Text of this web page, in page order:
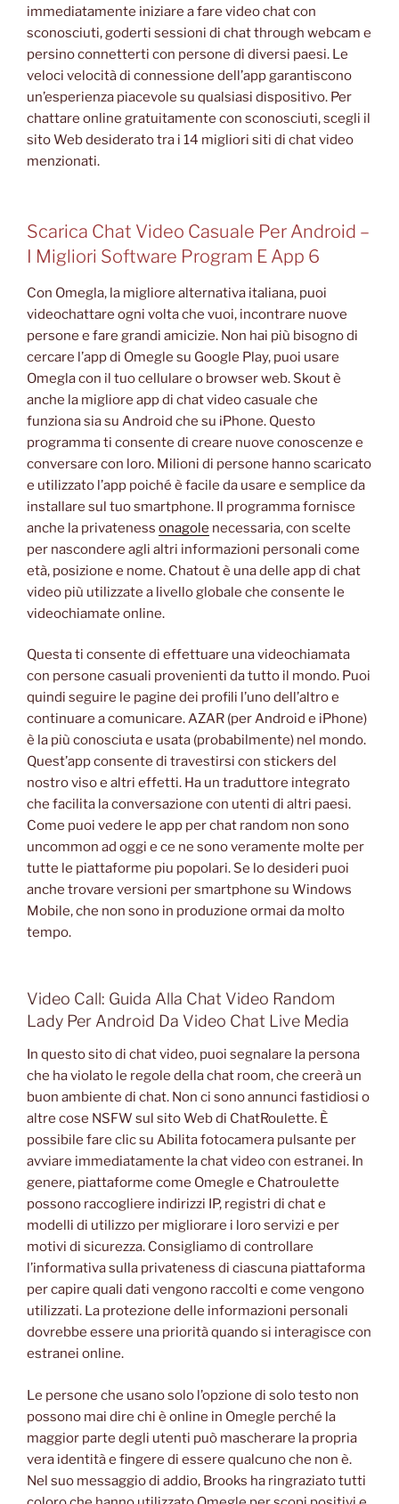
immediatamente iniziare a fare video chat con
sconosciuti, goderti sessioni di chat through webcam e
persino connetterti con persone di diversi paesi. Le
veloci velocità di connessione dell’app garantiscono
un’esperienza piacevole su qualsiasi dispositivo. Per
chattare online gratuitamente con sconosciuti, scegli il
sito Web desiderato tra i 14 migliori siti di chat video
menzionati.
Scarica Chat Video Casuale Per Android –
I Migliori Software Program E App 6
Con Omegla, la migliore alternativa italiana, puoi
videochattare ogni volta che vuoi, incontrare nuove
persone e fare grandi amicizie. Non hai più bisogno di
cercare l’app di Omegle su Google Play, puoi usare
Omegla con il tuo cellulare o browser web. Skout è
anche la migliore app di chat video casuale che
funziona sia su Android che su iPhone. Questo
programma ti consente di creare nuove conoscenze e
conversare con loro. Milioni di persone hanno scaricato
e utilizzato l’app poiché è facile da usare e semplice da
installare sul tuo smartphone. Il programma fornisce
anche la privateness onagole necessaria, con scelte
per nascondere agli altri informazioni personali come
età, posizione e nome. Chatout è una delle app di chat
video più utilizzate a livello globale che consente le
videochiamate online.
Questa ti consente di effettuare una videochiamata
con persone casuali provenienti da tutto il mondo. Puoi
quindi seguire le pagine dei profili l’uno dell’altro e
continuare a comunicare. AZAR (per Android e iPhone)
è la più conosciuta e usata (probabilmente) nel mondo.
Quest’app consente di travestirsi con stickers del
nostro viso e altri effetti. Ha un traduttore integrato
che facilita la conversazione con utenti di altri paesi.
Come puoi vedere le app per chat random non sono
uncommon ad oggi e ce ne sono veramente molte per
tutte le piattaforme piu popolari. Se lo desideri puoi
anche trovare versioni per smartphone su Windows
Mobile, che non sono in produzione ormai da molto
tempo.
Video Call: Guida Alla Chat Video Random
Lady Per Android Da Video Chat Live Media
In questo sito di chat video, puoi segnalare la persona
che ha violato le regole della chat room, che creerà un
buon ambiente di chat. Non ci sono annunci fastidiosi o
altre cose NSFW sul sito Web di ChatRoulette. È
possibile fare clic su Abilita fotocamera pulsante per
avviare immediatamente la chat video con estranei. In
genere, piattaforme come Omegle e Chatroulette
possono raccogliere indirizzi IP, registri di chat e
modelli di utilizzo per migliorare i loro servizi e per
motivi di sicurezza. Consigliamo di controllare
l’informativa sulla privateness di ciascuna piattaforma
per capire quali dati vengono raccolti e come vengono
utilizzati. La protezione delle informazioni personali
dovrebbe essere una priorità quando si interagisce con
estranei online.
Le persone che usano solo l’opzione di solo testo non
possono mai dire chi è online in Omegle perché la
maggior parte degli utenti può mascherare la propria
vera identità e fingere di essere qualcuno che non è.
Nel suo messaggio di addio, Brooks ha ringraziato tutti